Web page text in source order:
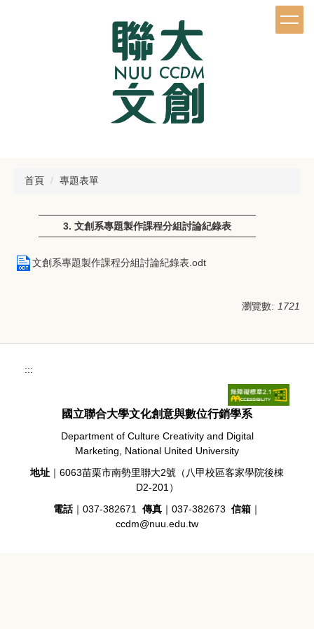
首頁 專題表單
3. 文創系專題製作課程分組討論紀錄表
文創系專題製作課程分組討論紀錄表.odt
瀏覽數: 1721
:::
國立聯合大學文化創意與數位行銷學系
Department of Culture Creativity and Digital
Marketing, National United University
地址 ｜6063苗栗市南勢里聯大2號（八甲校區客家學院後棟
D2-201）
電話｜037-382671 傳真 ｜037-382673 信箱 ｜
ccdm@nuu.edu.tw